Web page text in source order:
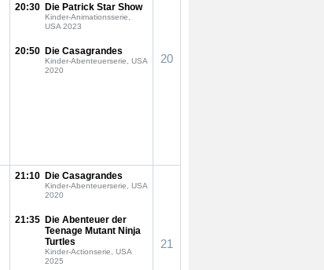
20:30 Die Patrick Star Show
Kinder-Animationsserie,
USA 2023
20:50 Die Casagrandes
Kinder-Abenteuerserie, USA
2020
20
21:10 Die Casagrandes
Kinder-Abenteuerserie, USA
2020
21:35 Die Abenteuer der
Teenage Mutant Ninja
Turtles
Kinder-Actionserie, USA
2025
21